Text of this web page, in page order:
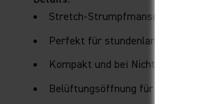
Stretch-Strumpfmanschette
Perfekt für stundenlanges
Kompakt und bei
Belüftungsöffnung für mehr